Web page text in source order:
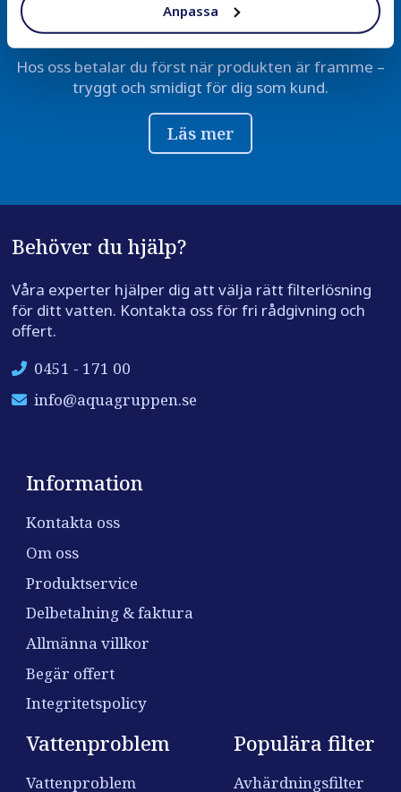
Anpassa
Betala efter leverans
Hos oss betalar du först när produkten är framme –
tryggt och smidigt för dig som kund.
Läs mer
Behöver du hjälp?
Våra experter hjälper dig att välja rätt filterlösning
för ditt vatten. Kontakta oss för fri rådgivning och
offert.
0451 - 171 00
info@aquagruppen.se
Information
Kontakta oss
Om oss
Produktservice
Delbetalning & faktura
Allmänna villkor
Begär offert
Integritetspolicy
Vattenproblem
Vattenproblem
Populära filter
Avhärdningsfilter